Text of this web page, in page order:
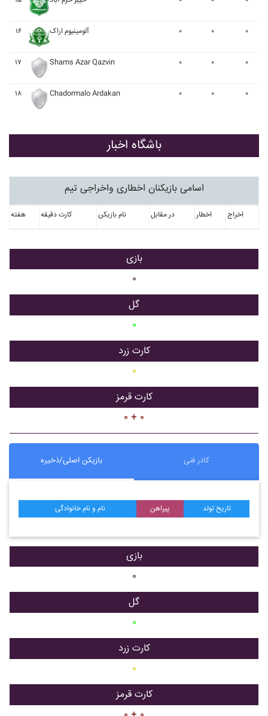
۱۶ آلومينيوم اراک ۰ ۰ ۰
۱۷ Shams Azar Qazvin ۰ ۰ ۰
۱۸ Chadormalo Ardakan ۰ ۰ ۰
باشگاه اخبار
اسامی بازیکنان اخطاری واخراجی تیم
هفته کارت دقیقه نام بازیکن در مقابل اخطار اخراج
بازی
۰
گل
۰
کارت زرد
۰
کارت قرمز
۰ + ۰
بازیکن اصلی/ذخیره کادر فنی
نام و نام خانوادگی پیراهن تاریخ تولد
بازی
۰
گل
۰
کارت زرد
۰
کارت قرمز